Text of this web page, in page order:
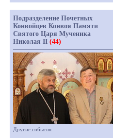
Подразделение Почетных
Конвойцев Конвоя Памяти
Святого Царя Мученика
Николая II (44)
Другие события